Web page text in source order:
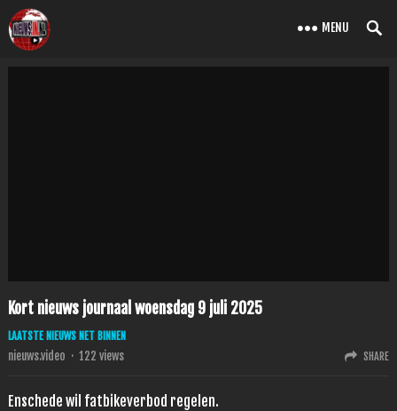
MENU
Kort nieuws journaal woensdag 9 juli 2025
LAATSTE NIEUWS NET BINNEN
nieuws.video · 122 views SHARE
Enschede wil fatbikeverbod regelen.